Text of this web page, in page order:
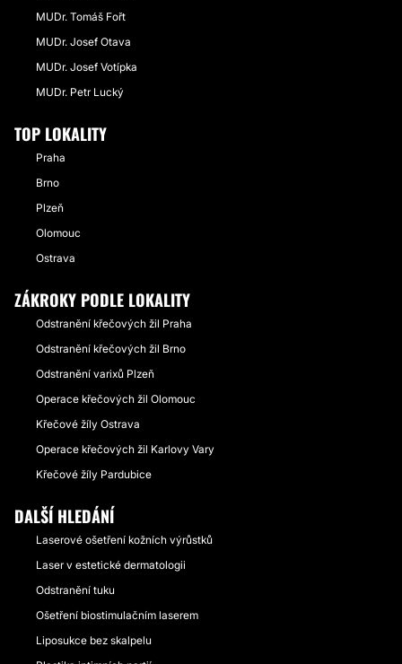
MUDr. Tomáš Fořt
MUDr. Josef Otava
MUDr. Josef Votípka
MUDr. Petr Lucký
TOP LOKALITY
Praha
Brno
Plzeň
Olomouc
Ostrava
ZÁKROKY PODLE LOKALITY
Odstranění křečových žil Praha
Odstranění křečových žil Brno
Odstranění varixů Plzeň
Operace křečových žil Olomouc
Křečové žíly Ostrava
Operace křečových žil Karlovy Vary
Křečové žíly Pardubice
DALŠÍ HLEDÁNÍ
Laserové ošetření kožních výrůstků
Laser v estetické dermatologii
Odstranění tuku
Ošetření biostimulačním laserem
Liposukce bez skalpelu